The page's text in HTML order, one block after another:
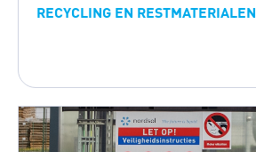
RECYCLING EN RESTMATERIALEN